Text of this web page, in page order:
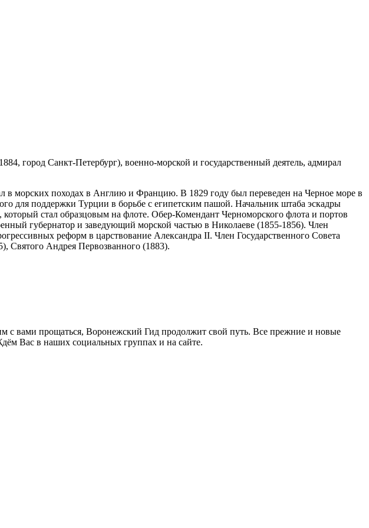
город Санкт-Петербург), военно-морской и государственный деятель, адмирал
в морских походах в Англию и Францию. В 1829 году был переведен на Черное море в
для поддержки Турции в борьбе с египетским пашой. Начальник штаба эскадры
стал образцовым на флоте. Обер-Комендант Черноморского флота и портов
губернатор и заведующий морской частью в Николаеве (1855-1856). Член
реформ в царствование Александра II. Член Государственного Совета
Святого Андрея Первозванного (1883).
вами прощаться, Воронежский Гид продолжит свой путь. Все прежние и новые
Вас в наших социальных группах и на сайте.